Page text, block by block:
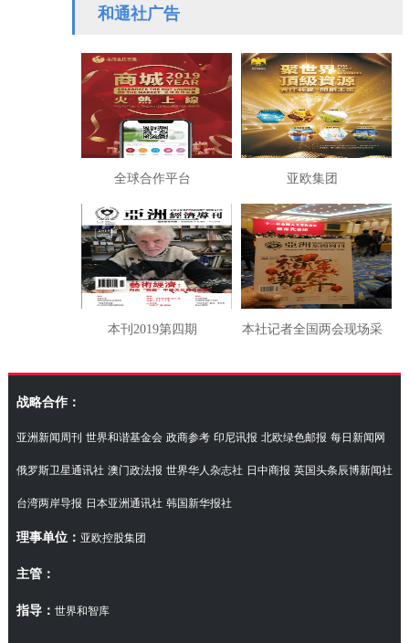
的都不重要
和通社广告
全球合作平台 亚欧集团
本刊2019第四期 本社记者全国两会现场采
访湖南代表团
战略合作：
亚洲新闻周刊 世界和谐基金会 政商参考 印尼讯报 北欧绿色邮报 每日新闻网
俄罗斯卫星通讯社 澳门政法报 世界华人杂志社 日中商报 英国头条辰博新闻社
台湾两岸导报 日本亚洲通讯社 韩国新华报社
理事单位： 亚欧控股集团
主管：
指导： 世界和智库